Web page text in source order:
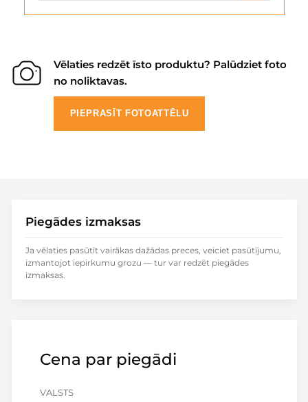
Vēlaties redzēt īsto produktu? Palūdziet foto
no noliktavas.
PIEPRASĪT FOTOATTĒLU
Cena par piegādi
VALSTS
Piegādes izmaksas
Ja vēlaties pasūtīt vairākas dažādas preces, veiciet pasūtījumu,
izmantojot iepirkumu grozu — tur var redzēt piegādes
izmaksas.